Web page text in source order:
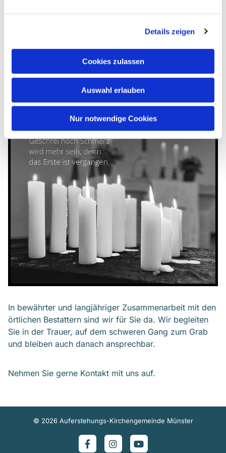
Details zeigen
Cookies zulassen
Auswahl erlauben
Nur notwendige Cookies
erlöst; ich habe dich bei deinem Namen
Jesaja 43,1
In bewährter und langjähriger Zusammenarbeit mit den
örtlichen Bestattern sind wir für Sie da. Wir begleiten
Sie in der Trauer, auf dem schweren Gang zum Grab
und bleiben auch danach ansprechbar.
Nehmen Sie gerne Kontakt mit uns auf.
© 2026 Auferstehungs-Kirchengemeinde Münster